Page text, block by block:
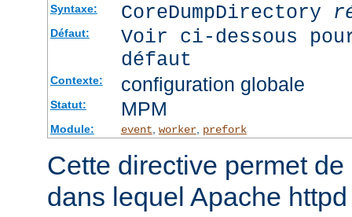
Syntaxe: CoreDumpDirectory
Défaut:
Voir ci-dessous
défaut
Contexte: configuration globale
Statut: MPM
Module: event worker, prefork
Cette directive permet
dans lequel Apache